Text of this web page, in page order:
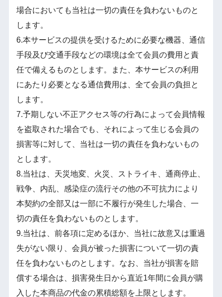
場合においても当社は一切の責任を負わないものと
します。
6.本サービスの提供を受けるために必要な機器、通信
手段及び交通手段などの環境は全て会員の費用と責
任で備えるものとします。また、本サービスの利用
にあたり必要となる通信費用は、全て会員の負担と
します。
7.予期しない不正アクセス等の行為によって会員情報
を盗取された場合でも、それによって生じる会員の
損害等に対して、当社は一切の責任を負わないもの
とします。
8.当社は、天災地変、火災、ストライキ、通商停止、
戦争、内乱、感染症の流行その他の不可抗力により
本契約の全部又は一部に不履行が発生した場合、一
切の責任を負わないものとします。
9.当社は、前各項に定めるほか、当社に故意又は重過
失がない限り、会員が被った損害について一切の責
任を負わないものとします。なお、当社が損害を賠
償する場合は、損害発生日から直近1年間に会員が購
入した本商品の代金の累積総額を上限とします。